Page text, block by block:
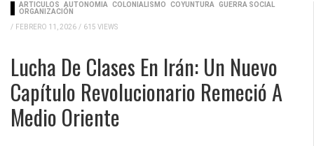
ARTICULOS AUTONOMÍA COLONIALISMO COYUNTURA
GUERRA SOCIAL
ORGANIZACIÓN
/ FEBRERO 11, 2026 / 615 VIEWS
Lucha De Clases En Irán: Un Nuevo
Capítulo Revolucionario Remeció A
Medio Oriente